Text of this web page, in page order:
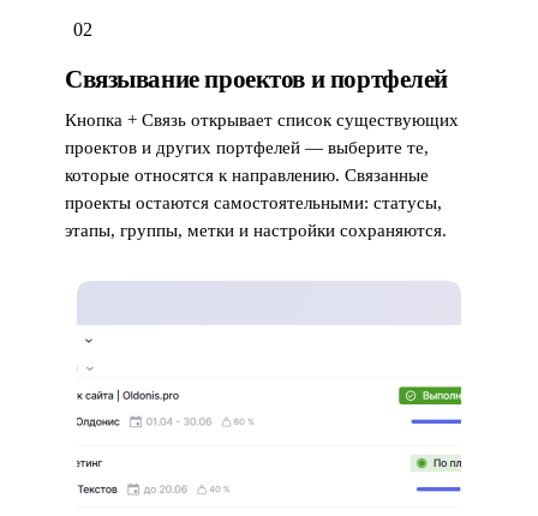
02
Связывание проектов и портфелей
Кнопка + Связь открывает список существующих
проектов и других портфелей — выберите те,
которые относятся к направлению. Связанные
проекты остаются самостоятельными: статусы,
этапы, группы, метки и настройки сохраняются.